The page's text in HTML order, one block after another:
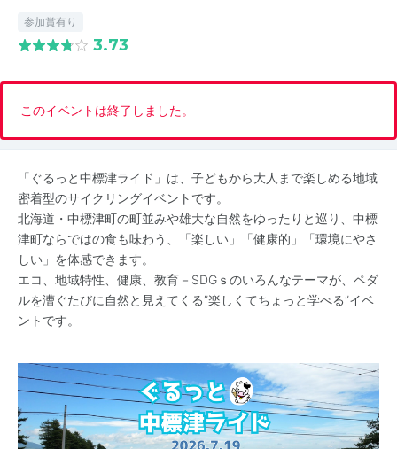
参加賞有り
3.73
このイベントは終了しました。
「ぐるっと中標津ライド」は、子どもから大人まで楽しめる地域
密着型のサイクリングイベントです。
北海道・中標津町の町並みや雄大な自然をゆったりと巡り、中標
津町ならではの食も味わう、「楽しい」「健康的」「環境にやさ
しい」を体感できます。
エコ、地域特性、健康、教育－SDGｓのいろんなテーマが、ペダ
ルを漕ぐたびに自然と見えてくる”楽しくてちょっと学べる”イベ
ントです。